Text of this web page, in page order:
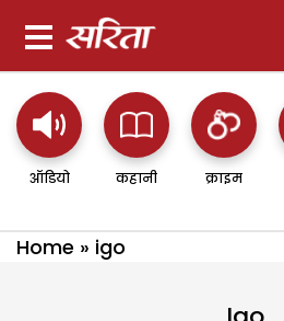
ऑडियो कहानी क्राइम
Home » igo